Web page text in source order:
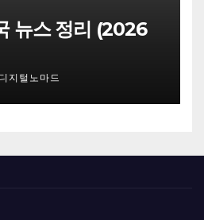
뉴스 정리 (2026
디지털노마드